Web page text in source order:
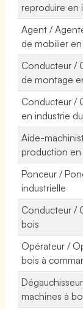
reproduire en
Agent /
de mobilier
Conducteur /
de montage
Conducteur /
en industrie
Aide-
production en
Ponceur /
industrielle
Conducteur /
bois
Opérateur /
bois à
machines à